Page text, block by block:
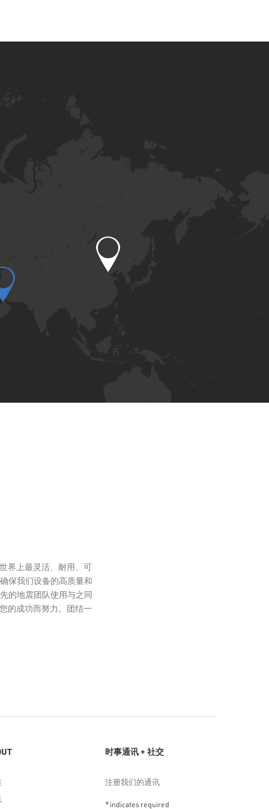
界上最灵活、耐用、可
保我们设备的高质量和
的地震团队使用与之同
的成功而努力。团结一
时事通讯 + 社交
注册我们的通讯
*indicates required